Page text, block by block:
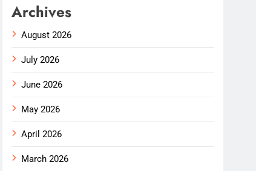
Archives
August 2026
July 2026
June 2026
May 2026
April 2026
March 2026